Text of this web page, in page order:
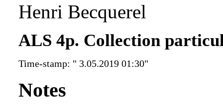
Henri Becquerel
ALS 4p. Collection
Time-stamp: " 3.05.2019 01:30"
Notes